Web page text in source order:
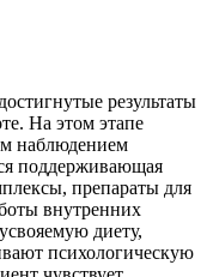
результаты
На этом этапе
наблюдением
поддерживающая
препараты для
внутренних
диету,
психологическую